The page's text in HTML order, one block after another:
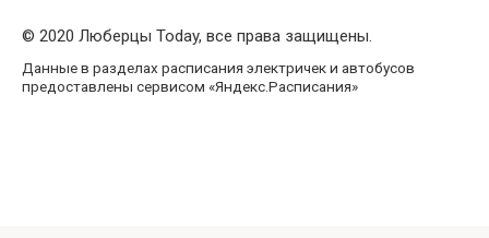
© 2020 Люберцы Today, все права защищены.
Данные в разделах расписания электричек и автобусов
предоставлены сервисом «Яндекс.Расписания»